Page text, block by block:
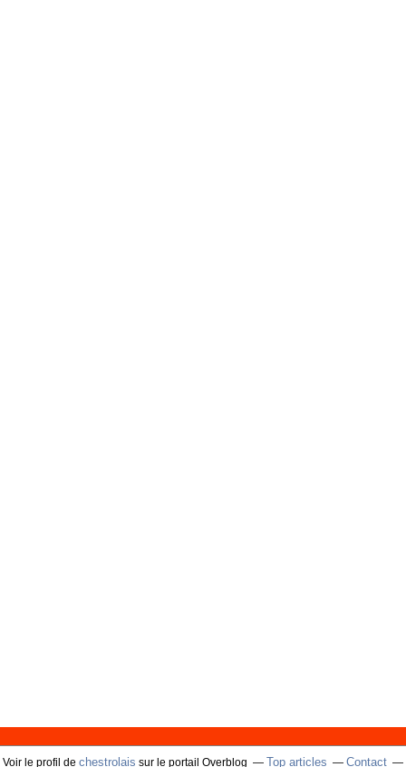
Voir le profil de chestrolais sur le portail Overblog Top articles Contact